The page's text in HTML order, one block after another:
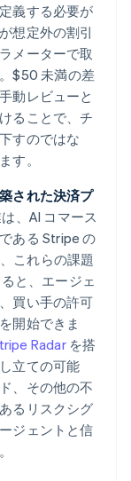
義する必要が
想定外の割引
メーターで取
$50 未満の差
動レビューと
ることで、チ
すのではな
す。
された決済プ
、AI コマース
ある Stripe の
これらの課題
と、エージェ
買い手の許可
開始できま
Radarを搭
立ての可能
、その他の不
るリスクシグ
ジェントと信